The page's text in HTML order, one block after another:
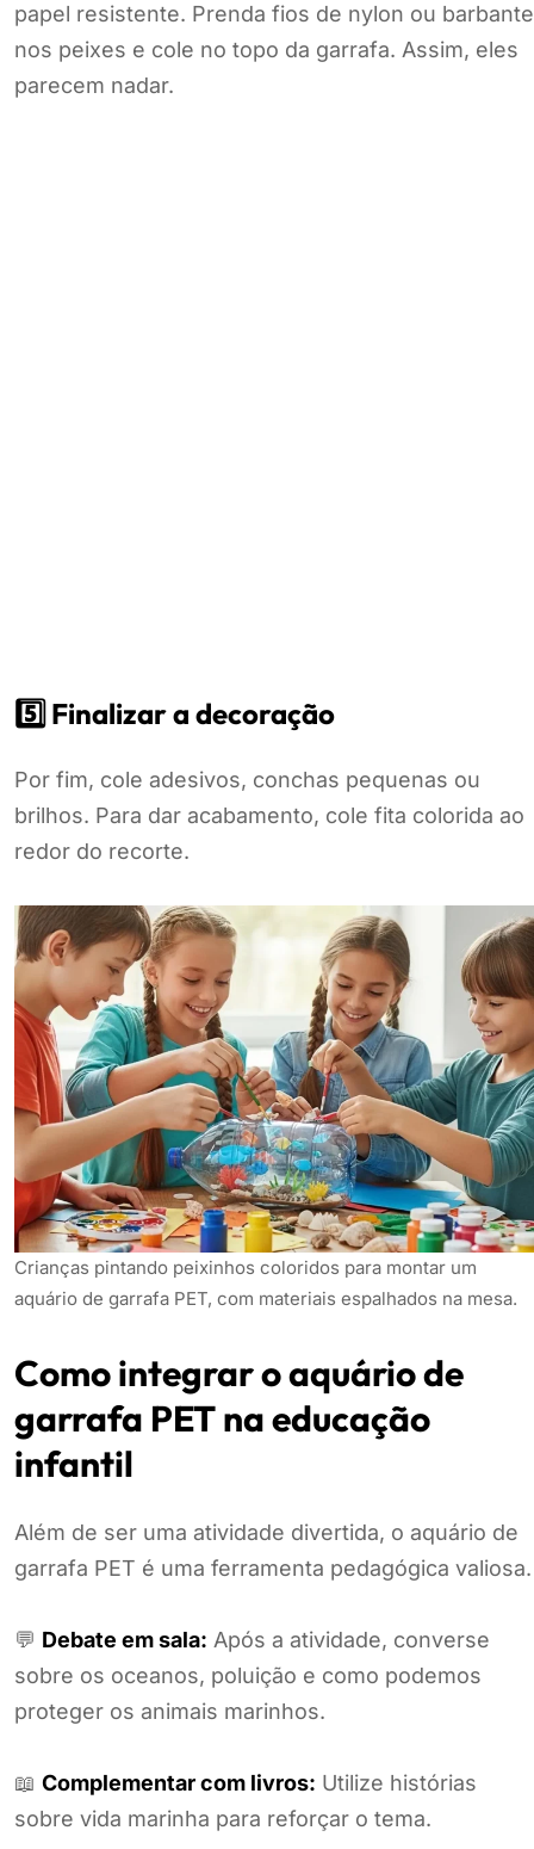
papel resistente. Prenda fios de nylon ou barbante
nos peixes e cole no topo da garrafa. Assim, eles
parecem nadar.
5️⃣ Finalizar a decoração
Por fim, cole adesivos, conchas pequenas ou
brilhos. Para dar acabamento, cole fita colorida ao
redor do recorte.
Crianças pintando peixinhos coloridos para montar um
aquário de garrafa PET, com materiais espalhados na mesa.
Como integrar o aquário de
garrafa PET na educação
infantil
Além de ser uma atividade divertida, o aquário de
garrafa PET é uma ferramenta pedagógica valiosa.
💬 Debate em sala: Após a atividade, converse
sobre os oceanos, poluição e como podemos
proteger os animais marinhos.
📖 Complementar com livros: Utilize histórias
sobre vida marinha para reforçar o tema.